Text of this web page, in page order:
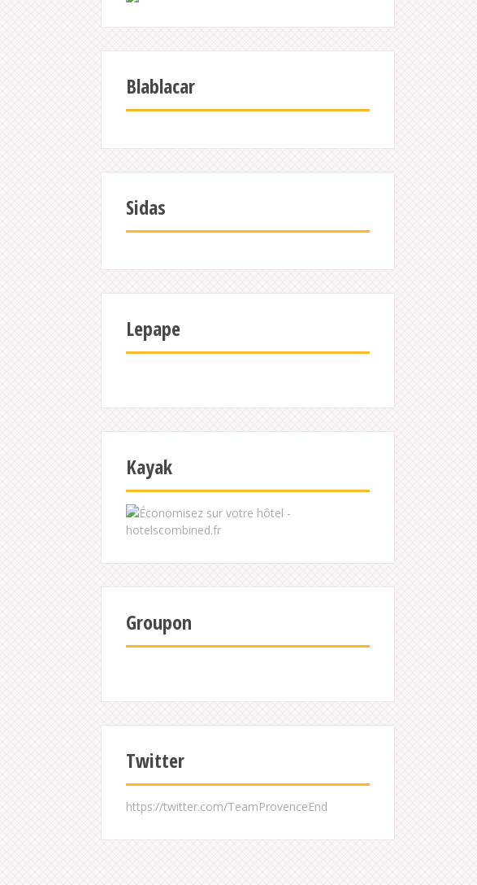
Blablacar
Sidas
Lepape
Kayak
Groupon
Twitter
https://twitter.com/TeamProvenceEnd